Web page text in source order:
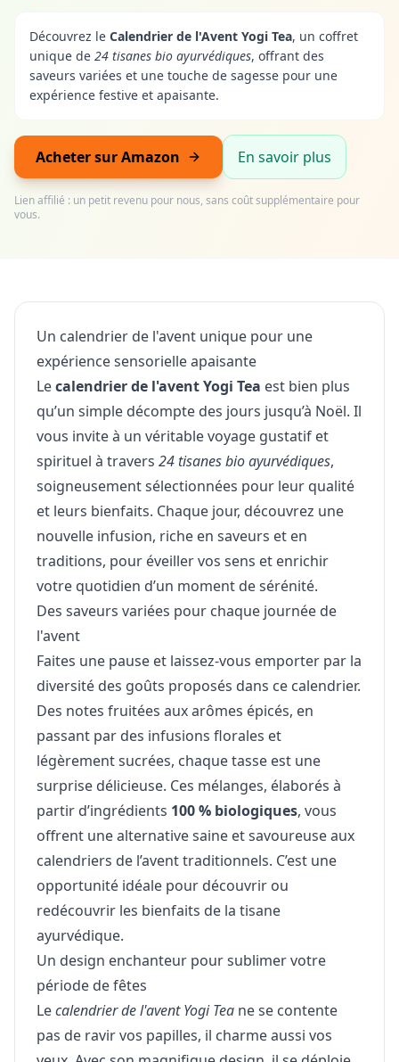
Découvrez le Calendrier de l'Avent Yogi Tea, un coffret
unique de 24 tisanes bio ayurvédiques, offrant des
saveurs variées et une touche de sagesse pour une
expérience festive et apaisante.
Acheter sur Amazon En savoir plus
Lien affilié : un petit revenu pour nous, sans coût supplémentaire pour
vous.
Un calendrier de l'avent unique pour une
expérience sensorielle apaisante
Lecalendrier de l'avent Yogi Tea est bien plus
qu’un simple décompte des jours jusqu’à Noël. Il
vous invite à un véritable voyage gustatif et
spirituel à travers 24 tisanes bio ayurvédiques,
soigneusement sélectionnées pour leur qualité
et leurs bienfaits. Chaque jour, découvrez une
nouvelle infusion, riche en saveurs et en
traditions, pour éveiller vos sens et enrichir
votre quotidien d’un moment de sérénité.
Des saveurs variées pour chaque journée de
l'avent
Faites une pause et laissez-vous emporter par la
diversité des goûts proposés dans ce calendrier.
Des notes fruitées aux arômes épicés, en
passant par des infusions florales et
légèrement sucrées, chaque tasse est une
surprise délicieuse. Ces mélanges, élaborés à
partir d’ingrédients 100 % biologiques, vous
offrent une alternative saine et savoureuse aux
calendriers de l’avent traditionnels. C’est une
opportunité idéale pour découvrir ou
redécouvrir les bienfaits de la tisane
ayurvédique.
Un design enchanteur pour sublimer votre
période de fêtes
Lecalendrier de l'avent Yogi Tea ne se contente
pas de ravir vos papilles, il charme aussi vos